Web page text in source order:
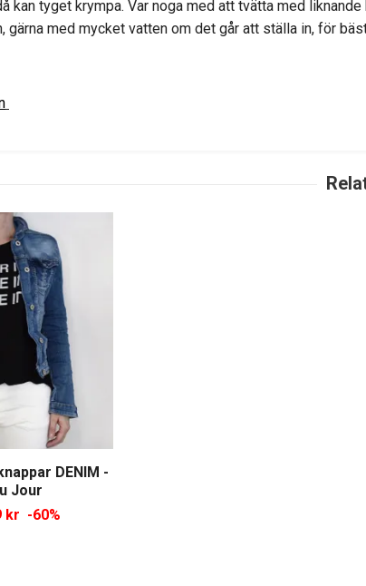
kan tyget krympa. Var noga med att tvätta med
gärna med mycket vatten om det går att ställa in, för
DENIM -
Jour
kr -60%